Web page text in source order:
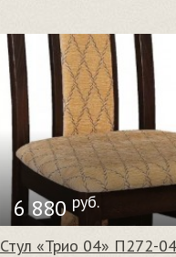
6 880 руб.
Стул «Трио 04» П272-04